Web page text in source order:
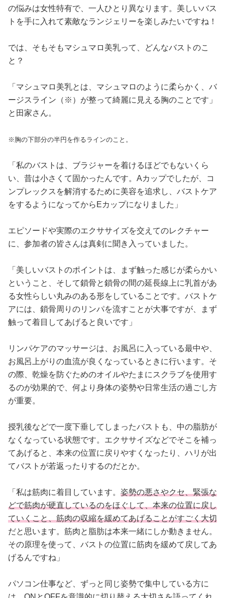
の悩みは女性特有で、一人ひとり異なります。美しいバス
トを手に入れて素敵なランジェリーを楽しみたいですね！
では、そもそもマシュマロ美乳って、どんなバストのこ
と？
「マシュマロ美乳とは、マシュマロのように柔らかく、バ
ージスライン（※）が整って綺麗に見える胸のことです」
と田家さん。
※胸の下部分の半円を作るラインのこと。
「私のバストは、ブラジャーを着けるほどでもないくら
い、昔は小さくて固かったんです。Aカップでしたが、コ
ンプレックスを解消するために美容を追求し、バストケア
をするようになってからEカップになりました」
エピソードや実際のエクササイズを交えてのレクチャー
に、参加者の皆さんは真剣に聞き入っていました。
「美しいバストのポイントは、まず触った感じが柔らかい
ということ、そして鎖骨と鎖骨の間の延長線上に乳首があ
る女性らしい丸みのある形をしていることです。バストケ
アには、鎖骨周りのリンパを流すことが大事ですが、まず
触って着目してあげると良いです」
リンパケアのマッサージは、お風呂に入っている最中や、
お風呂上がりの血流が良くなっているときに行います。そ
の際、乾燥を防ぐためのオイルやたまにスクラブを使用す
るのが効果的で、何より身体の姿勢や日常生活の過ごし方
が重要。
授乳後などで一度下垂してしまったバストも、中の脂肪が
なくなっている状態です。エクササイズなどでそこを補っ
てあげると、本来の位置に戻りやすくなったり、ハリが出
てバストが若返ったりするのだとか。
「私は筋肉に着目しています。 姿勢の悪さやクセ、緊張な
どで筋肉が硬直しているのをほぐして、本来の位置に戻し
ていくこと、筋肉の収縮を緩めてあげることがすごく大切
だと思います。筋肉と脂肪は本来一緒にしか動きません。
その原理を使って、バストの位置に筋肉を緩めて戻してあ
げるんですね」
パソコン仕事など、ずっと同じ姿勢で集中している方に